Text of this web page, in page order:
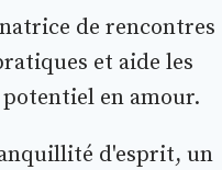
de rencontres
et aide les
en amour.
d'esprit, un